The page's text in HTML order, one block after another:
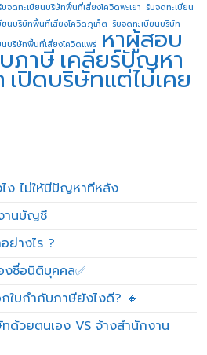
บจดทะเบียนบริษัทพื้นที่เสี่ยงโควิดพะเยา รับจดทะเบียน
ยนบริษัทพื้นที่เสี่ยงโควิดภูเก็ต รับจดทะเบียนบริษัท
นบริษัทพื้นที่เสี่ยงโควิดแพร่ หาผู้สอบ
ภาษี เคลียร์ปัญหา
เปิดบริษัทแต่ไม่เคย
ง ไม่ให้มีปัญหาทีหลัง
านบัญชี
ย่างไร ?
งชื่อนิติบุคคล✅
ใบกำกับภาษียังไงดี? 🔸
ด้วยตนเอง VS จ้างสำนักงาน